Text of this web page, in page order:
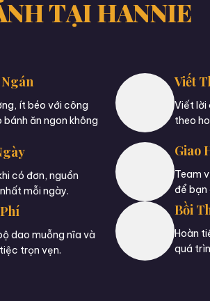
TẠI HANNIE
ít béo với công
ăn ngon không
có đơn, nguồn
mỗi ngày.
dao muỗng nĩa và
trọn vẹn.
Viết
Viết lời
theo
Giao
Team
để bạn
Bồi
Hoàn
quá